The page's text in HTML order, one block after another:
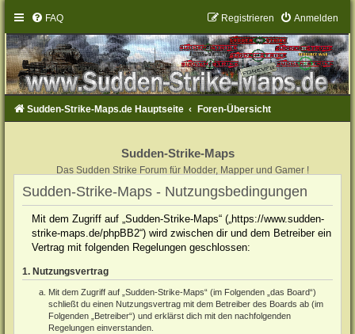
FAQ Anmelden
Registrieren
Sudden-Strike-Maps.de Hauptseite Foren-Übersicht
Sudden-Strike-Maps
Das Sudden Strike Forum für Modder, Mapper und Gamer !
Sudden-Strike-Maps - Nutzungsbedingungen
Mit dem Zugriff auf „Sudden-Strike-Maps“ („https://www.sudden-
strike-maps.de/phpBB2“) wird zwischen dir und dem Betreiber ein
Vertrag mit folgenden Regelungen geschlossen:
1. Nutzungsvertrag
Mit dem Zugriff auf „Sudden-Strike-Maps“ (im Folgenden „das Board“)
schließt du einen Nutzungsvertrag mit dem Betreiber des Boards ab (im
Folgenden „Betreiber“) und erklärst dich mit den nachfolgenden
Regelungen einverstanden.